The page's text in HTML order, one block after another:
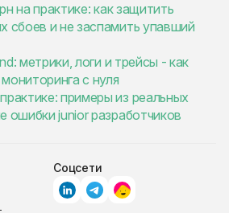
на практике: как защитить
сбоев и не заспамить упавший
метрики, логи и трейсы - как
с нуля
примеры из реальных
ошибки junior разработчиков
Соцсети